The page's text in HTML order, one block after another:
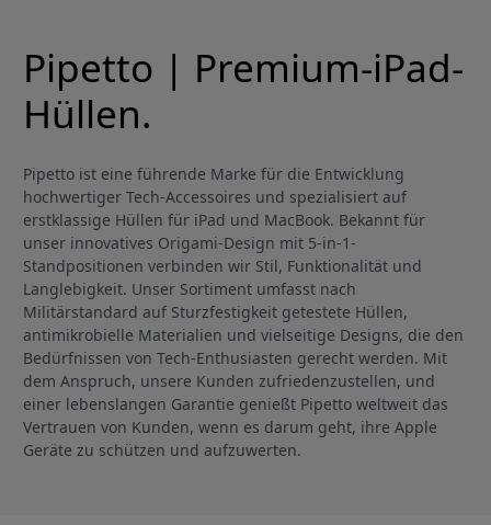
Pipetto | Premium-iPad-
Hüllen.
Pipetto ist eine führende Marke für die Entwicklung
hochwertiger Tech-Accessoires und spezialisiert auf
erstklassige Hüllen für iPad und MacBook. Bekannt für
unser innovatives Origami-Design mit 5-in-1-
Standpositionen verbinden wir Stil, Funktionalität und
Langlebigkeit. Unser Sortiment umfasst nach
Militärstandard auf Sturzfestigkeit getestete Hüllen,
antimikrobielle Materialien und vielseitige Designs, die den
Bedürfnissen von Tech-Enthusiasten gerecht werden. Mit
dem Anspruch, unsere Kunden zufriedenzustellen, und
einer lebenslangen Garantie genießt Pipetto weltweit das
Vertrauen von Kunden, wenn es darum geht, ihre Apple
Geräte zu schützen und aufzuwerten.